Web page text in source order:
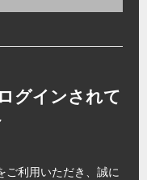
グインされて
ご利用いただき、誠に